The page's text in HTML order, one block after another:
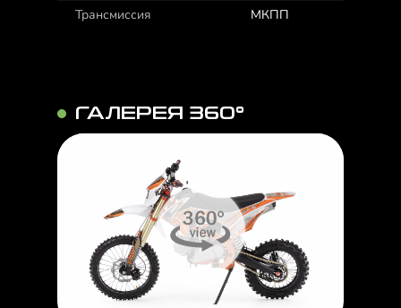
Трансмиссия
МКПП
ГАЛЕРЕЯ 360°